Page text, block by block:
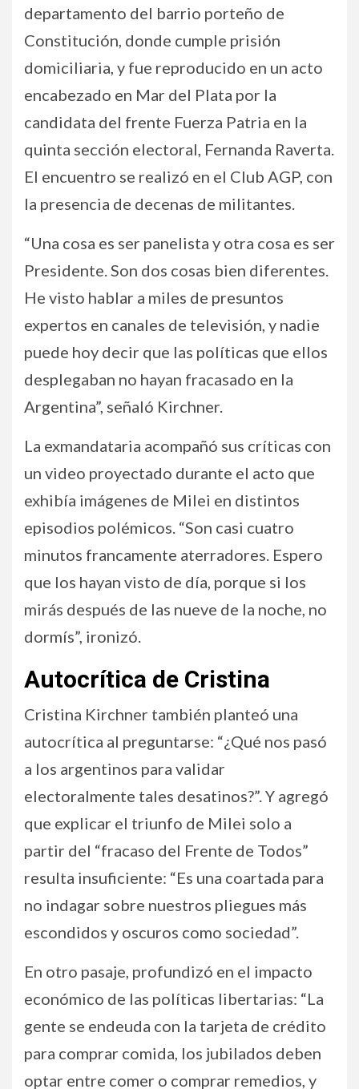
departamento del barrio porteño de
Constitución, donde cumple prisión
domiciliaria, y fue reproducido en un acto
encabezado en Mar del Plata por la
candidata del frente Fuerza Patria en la
quinta sección electoral, Fernanda Raverta.
El encuentro se realizó en el Club AGP, con
la presencia de decenas de militantes.
“Una cosa es ser panelista y otra cosa es ser
Presidente. Son dos cosas bien diferentes.
He visto hablar a miles de presuntos
expertos en canales de televisión, y nadie
puede hoy decir que las políticas que ellos
desplegaban no hayan fracasado en la
Argentina”, señaló Kirchner.
La exmandataria acompañó sus críticas con
un video proyectado durante el acto que
exhibía imágenes de Milei en distintos
episodios polémicos. “Son casi cuatro
minutos francamente aterradores. Espero
que los hayan visto de día, porque si los
mirás después de las nueve de la noche, no
dormís”, ironizó.
Autocrítica de Cristina
Cristina Kirchner también planteó una
autocrítica al preguntarse: “¿Qué nos pasó
a los argentinos para validar
electoralmente tales desatinos?”. Y agregó
que explicar el triunfo de Milei solo a
partir del “fracaso del Frente de Todos”
resulta insuficiente: “Es una coartada para
no indagar sobre nuestros pliegues más
escondidos y oscuros como sociedad”.
En otro pasaje, profundizó en el impacto
económico de las políticas libertarias: “La
gente se endeuda con la tarjeta de crédito
para comprar comida, los jubilados deben
optar entre comer o comprar remedios, y